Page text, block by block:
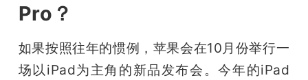
Pro？
如果按照往年的惯例，苹果会在10月份举行一
场以iPad为主角的新品发布会。今年的iPad